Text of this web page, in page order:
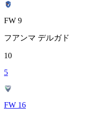
FW 9
フアンマ デルガド
10
5
FW 16